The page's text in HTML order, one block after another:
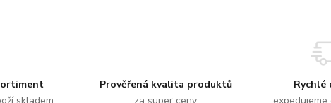
Prověřená kvalita produktů
Rychlé